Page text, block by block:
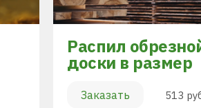
Распил
доски в размер
Заказать 513